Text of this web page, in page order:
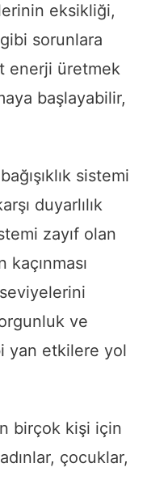
eksikliği,
sorunlara
enerji üretmek
başlayabilir,
sistemi
duyarlılık
zayıf olan
ve
yan etkilere yol
birçok kişi için
çocuklar,